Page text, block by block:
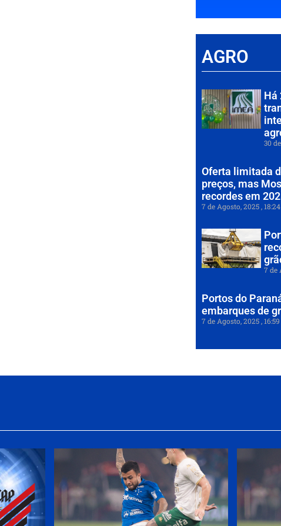
AGRO
Há
30
Oferta limitada
preços, mas
recordes em
7 de Agosto, 2025 18:24
7 de
Portos do
embarques de
7 de Agosto, 2025 16:59